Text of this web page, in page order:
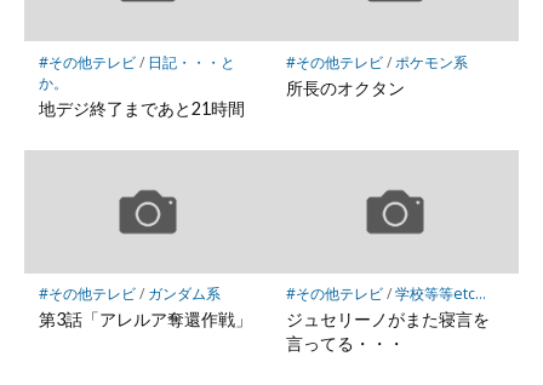
#その他テレビ/ 日記・・・と
か。
地デジ終了まであと21時間
#その他テレビ/ポケモン系
所長のオクタン
#その他テレビ/ ガンダム系
第3話「アレルア奪還作戦」
#その他テレビ/学校等等etc...
ジュセリーノがまた寝言を
言ってる・・・